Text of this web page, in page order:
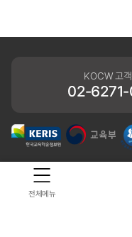
KOCW 고
02-
개인정보처리방침
41061 대구광역시 동구 동내로
전체메뉴